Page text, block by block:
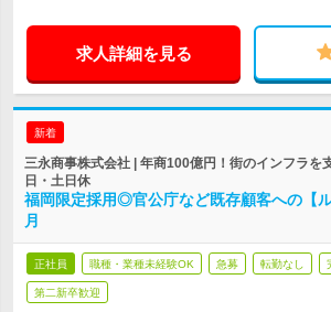
求人詳細を見る
新着
三永商事株式会社 | 年商100億円！街のインフラを
日・土日休
福岡限定採用◎官公庁など既存顧客への【
月
正社員 職種・業種未経験OK 急募 転勤なし
第二新卒歓迎